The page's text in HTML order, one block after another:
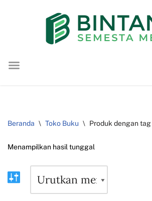
konten
Beranda \ Toko Buku \ Produk dengan
Menampilkan hasil tunggal